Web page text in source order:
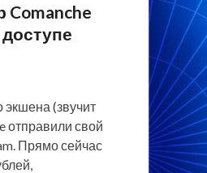
экшена (звучит
отправили свой
Прямо сейчас